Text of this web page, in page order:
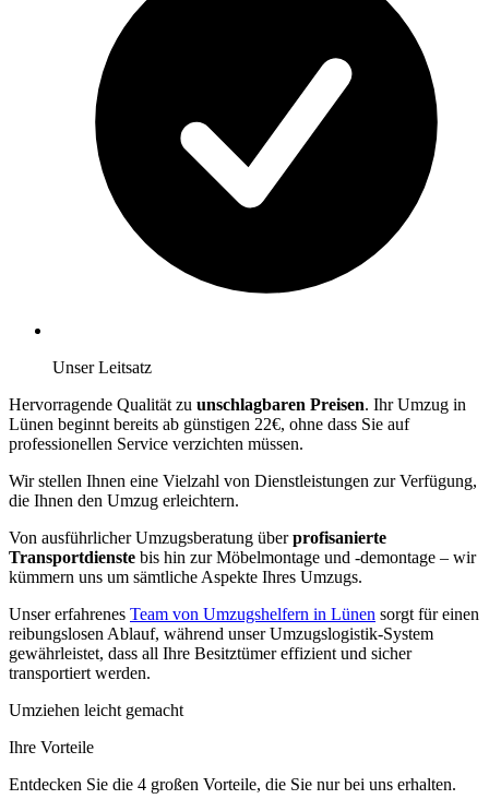
Unser Leitsatz
Hervorragende Qualität zu unschlagbaren Preisen. Ihr Umzug in
Lünen beginnt bereits ab günstigen 22€, ohne dass Sie auf
professionellen Service verzichten müssen.
Wir stellen Ihnen eine Vielzahl von Dienstleistungen zur Verfügung,
die Ihnen den Umzug erleichtern.
Von ausführlicher Umzugsberatung überprofisanierte
Transportdienste bis hin zur Möbelmontage und -demontage – wir
kümmern uns um sämtliche Aspekte Ihres Umzugs.
Unser erfahrenes Team von Umzugshelfern in Lünen sorgt für einen
reibungslosen Ablauf, während unser Umzugslogistik-System
gewährleistet, dass all Ihre Besitztümer effizient und sicher
transportiert werden.
Umziehen leicht gemacht
Ihre Vorteile
Entdecken Sie die 4 großen Vorteile, die Sie nur bei uns erhalten.